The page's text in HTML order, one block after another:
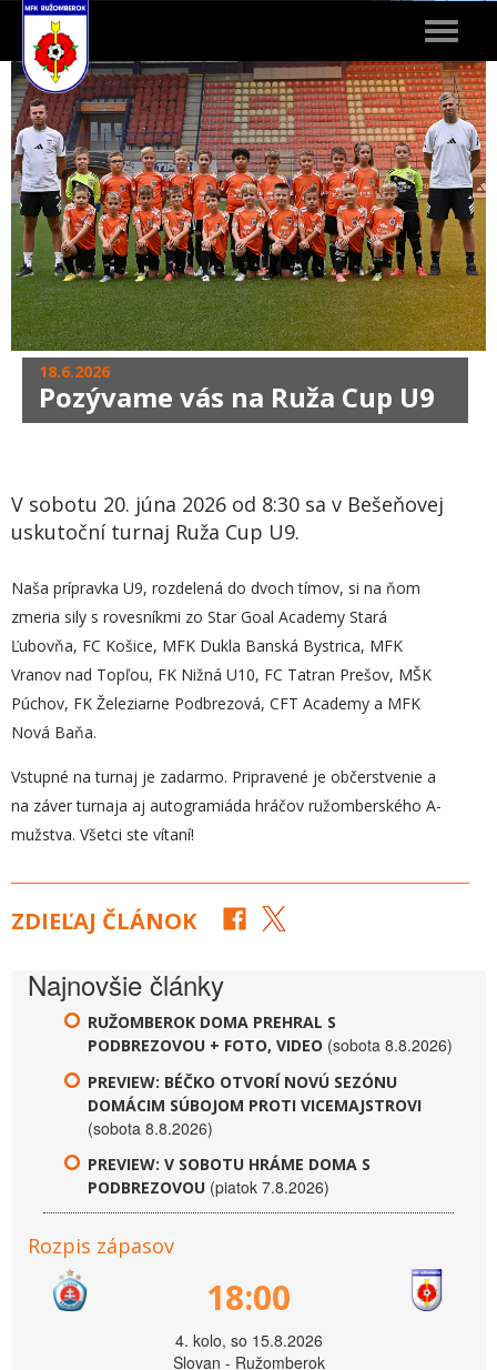
Toggle
18.6.2026
Pozývame vás na Ruža Cup U9
V sobotu 20. júna 2026 od 8:30 sa v Bešeňovej
uskutoční turnaj Ruža Cup U9.
Naša prípravka U9, rozdelená do dvoch tímov, si na ňom
zmeria sily s rovesníkmi zo Star Goal Academy Stará
Ľubovňa, FC Košice, MFK Dukla Banská Bystrica, MFK
Vranov nad Topľou, FK Nižná U10, FC Tatran Prešov, MŠK
Púchov, FK Železiarne Podbrezová, CFT Academy a MFK
Nová Baňa.
Vstupné na turnaj je zadarmo. Pripravené je občerstvenie a
na záver turnaja aj autogramiáda hráčov ružomberského A-
mužstva. Všetci ste vítaní!
ZDIEĽAJ ČLÁNOK
Najnovšie články
RUŽOMBEROK DOMA PREHRAL S
PODBREZOVOU + FOTO, VIDEO (sobota 8.8.2026)
PREVIEW: BÉČKO OTVORÍ NOVÚ SEZÓNU
DOMÁCIM SÚBOJOM PROTI VICEMAJSTROVI
(sobota 8.8.2026)
PREVIEW: V SOBOTU HRÁME DOMA S
PODBREZOVOU (piatok 7.8.2026)
Rozpis zápasov
18:00
4. kolo, so 15.8.2026
Slovan - Ružomberok